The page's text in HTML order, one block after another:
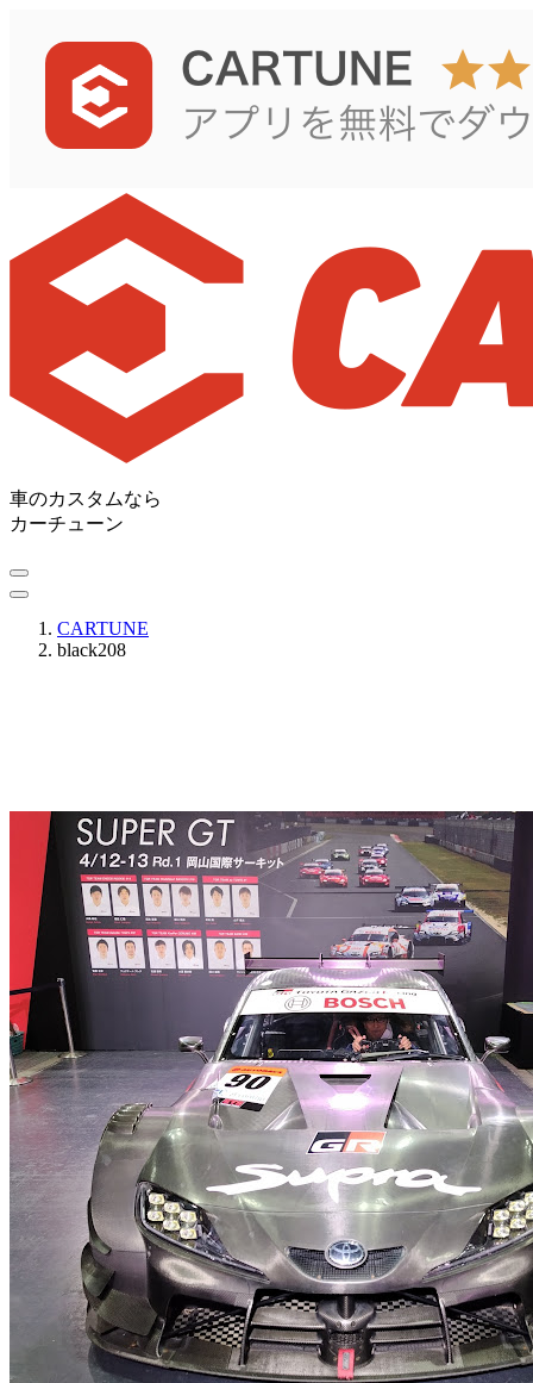
車のカスタムなら
カーチューン
CARTUNE
black208